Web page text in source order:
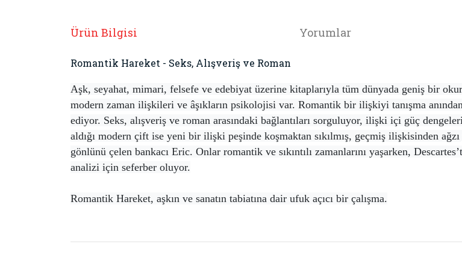
Ürün Bilgisi Yorumlar
Romantik Hareket - Seks, Alışveriş ve Roman
Aşk, seyahat, mimari, felsefe ve edebiyat üzerine kitaplarıyla tüm dünyada geniş bir
modern zaman ilişkileri ve âşıkların psikolojisi var. Romantik bir ilişkiyi tanışma
ediyor. Seks, alışveriş ve roman arasındaki bağlantıları sorguluyor, ilişki içi güç
aldığı modern çift ise yeni bir ilişki peşinde koşmaktan sıkılmış, geçmiş ilişkisinden
gönlünü çelen bankacı Eric. Onlar romantik ve sıkıntılı zamanlarını yaşarken,
analizi için seferber oluyor.
Romantik Hareket, aşkın ve sanatın tabiatına dair ufuk açıcı bir çalışma.